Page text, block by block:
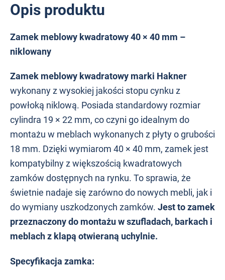
Opis produktu
Zamek meblowy kwadratowy 40 × 40 mm –
niklowany
Zamek meblowy kwadratowy marki Hakner
wykonany z wysokiej jakości stopu cynku z
powłoką niklową. Posiada standardowy rozmiar
cylindra 19 × 22 mm, co czyni go idealnym do
montażu w meblach wykonanych z płyty o grubości
18 mm. Dzięki wymiarom 40 × 40 mm, zamek jest
kompatybilny z większością kwadratowych
zamków dostępnych na rynku. To sprawia, że
świetnie nadaje się zarówno do nowych mebli, jak i
do wymiany uszkodzonych zamków. Jest to zamek
przeznaczony do montażu w szufladach, barkach i
meblach z klapą otwieraną uchylnie.
Specyfikacja zamka: